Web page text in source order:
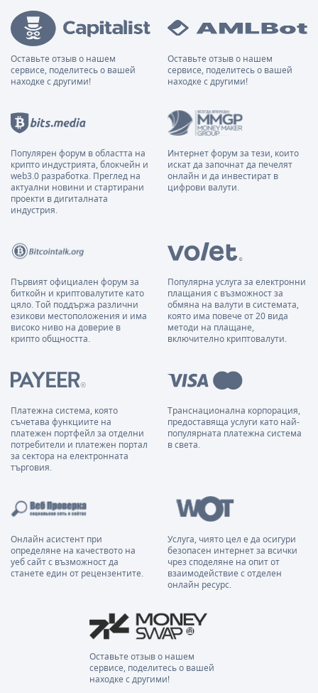
Оставьте отзыв о нашем
сервисе, поделитесь о вашей
находке с другими!
Оставьте отзыв о нашем
сервисе, поделитесь о вашей
находке с другими!
Популярен форум в областта на
крипто индустрията, блокчейн и
web3.0 разработка. Преглед на
актуални новини и стартирани
проекти в дигиталната
индустрия.
Интернет форум за тези, които
искат да започнат да печелят
онлайн и да инвестират в
цифрови валути.
Първият официален форум за
биткойн и криптовалутите като
цяло. Той поддържа различни
езикови местоположения и има
високо ниво на доверие в
крипто общността.
Популярна услуга за електронни
плащания с възможност за
обмяна на валути в системата,
която има повече от 20 вида
методи на плащане,
включително криптовалути.
Платежна система, която
съчетава функциите на
платежен портфейл за отделни
потребители и платежен портал
за сектора на електронната
търговия.
Транснационална корпорация,
предоставяща услуги като най-
популярната платежна система
в света.
Онлайн асистент при
определяне на качеството на
уеб сайт с възможност да
станете един от рецензентите.
Услуга, чиято цел е да осигури
безопасен интернет за всички
чрез споделяне на опит от
взаимодействие с отделен
онлайн ресурс.
Оставьте отзыв о нашем
сервисе, поделитесь о вашей
находке с другими!